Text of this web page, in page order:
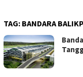
TAG: BANDARA